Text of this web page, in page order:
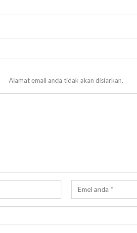
Alamat email anda tidak akan disiarkan.